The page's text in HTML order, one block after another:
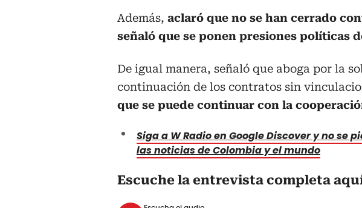
Además, aclaró que no se han cerrado
señaló que se ponen presiones políticas
De igual manera, señaló que aboga por la
continuación de los contratos sin
que se puede continuar con la
Siga a W Radio en Google Discover y no se
las noticias de Colombia y el mundo
Escuche la entrevista completa